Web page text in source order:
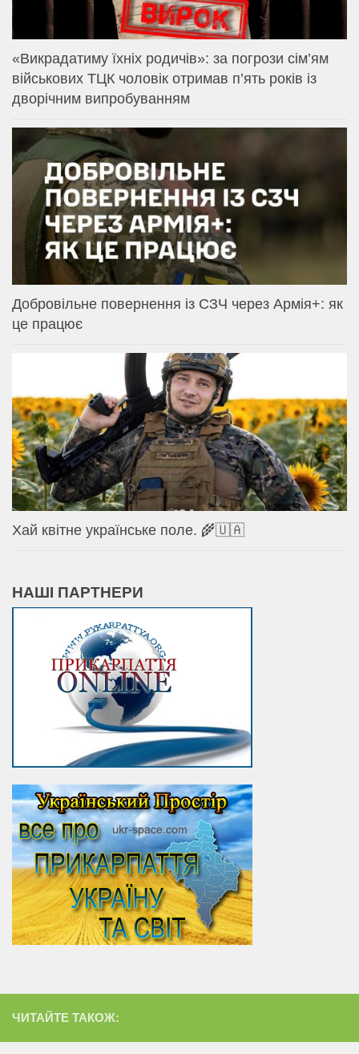
«Викрадатиму їхніх родичів»: за погрози сім’ям
військових ТЦК чоловік отримав п’ять років із
дворічним випробуванням
Добровільне повернення із СЗЧ через Армія+: як
це працює
Хай квітне українське поле. 🌾🇺🇦
НАШІ ПАРТНЕРИ
ЧИТАЙТЕ ТАКОЖ: